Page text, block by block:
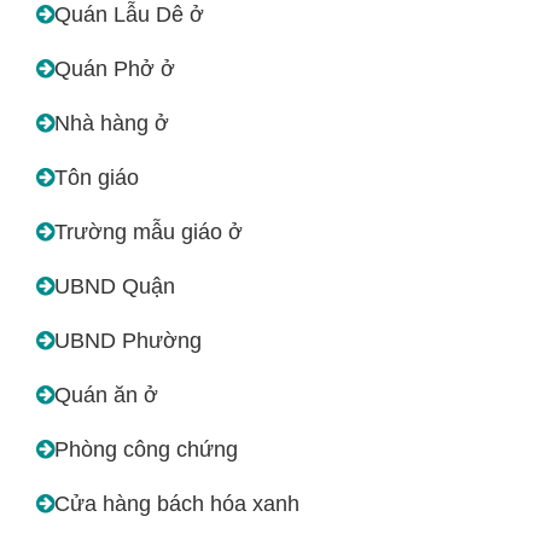
Quán Lẫu Dê ở
Quán Phở ở
Nhà hàng ở
Tôn giáo
Trường mẫu giáo ở
UBND Quận
UBND Phường
Quán ăn ở
Phòng công chứng
Cửa hàng bách hóa xanh